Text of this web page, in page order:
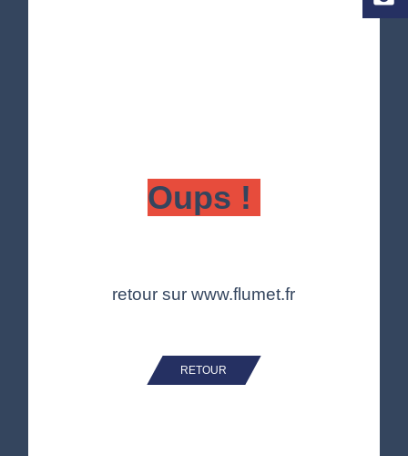
Oups !
retour surwww.flumet.fr
RETOUR